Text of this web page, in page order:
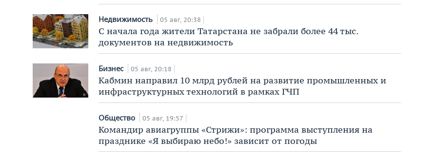
Недвижимость 05 авг, 20:38
С начала года жители Татарстана не забрали более 44 тыс.
документов на недвижимость
Бизнес 05 авг, 20:18
Кабмин направил 10 млрд рублей на развитие промышленных и
инфраструктурных технологий в рамках ГЧП
Общество 05 авг, 19:57
Командир авиагруппы «Стрижи»: программа выступления на
празднике «Я выбираю небо!» зависит от погоды